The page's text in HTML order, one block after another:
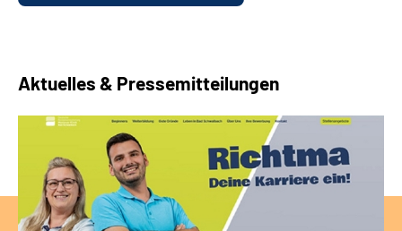
Aktuelles & Pressemitteilungen